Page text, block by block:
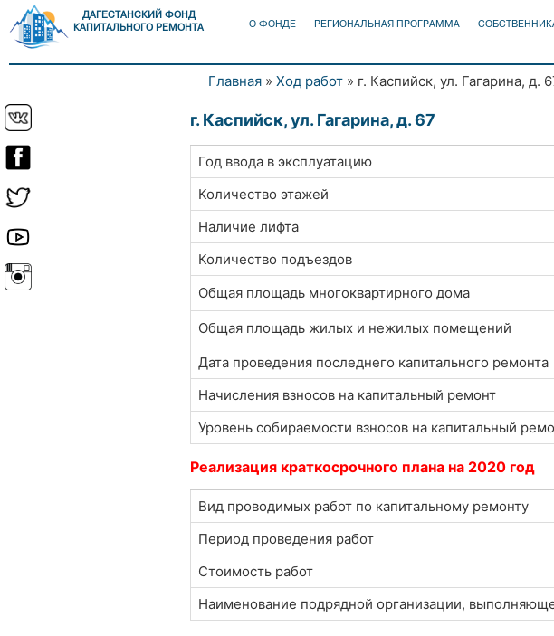
ДАГЕСТАНСКИЙ ФОНД
КАПИТАЛЬНОГО РЕМОНТА
О ФОНДЕ РЕГИОНАЛЬНАЯ ПРОГРАММА
Главная» Ход работ» г. Каспийск, ул. Гагарина, д.
г. Каспийск, ул. Гагарина, д. 67
Год ввода в эксплуатацию
Количество этажей
Наличие лифта
Количество подъездов
Общая площадь многоквартирного дома
Общая площадь жилых и нежилых помещений
Дата проведения последнего капитального ремонта
Начисления взносов на капитальный ремонт
Уровень собираемости взносов на капитальный
Реализация краткосрочного плана на 2020 год
Вид проводимых работ по капитальному ремонту
Период проведения работ
Стоимость работ
Наименование подрядной организации,